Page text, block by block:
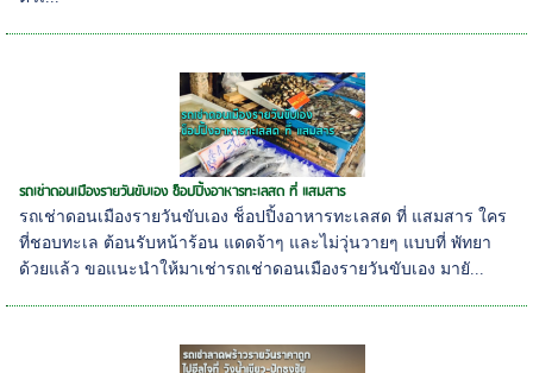
รถเช่าดอนเมืองรายวันขับเอง ช็อปปิ้งอาหารทะเลสด ที่ แสมสาร
รถเช่าดอนเมืองรายวันขับเอง ช็อปปิ้งอาหารทะเลสด ที่ แสมสาร ใคร
ที่ชอบทะเล ต้อนรับหน้าร้อน แดดจ้าๆ และไม่วุ่นวายๆ แบบที่ พัทยา
ด้วยแล้ว ขอแนะนำให้มาเช่ารถเช่าดอนเมืองรายวันขับเอง มายั...